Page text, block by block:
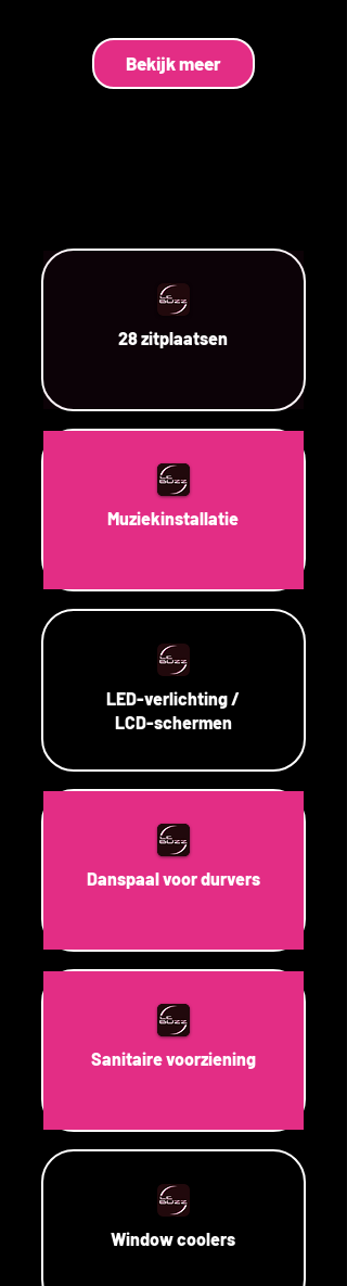
Bekijk meer
28 zitplaatsen
Muziekinstallatie
LED-verlichting /
LCD-schermen
Danspaal voor durvers
Sanitaire voorziening
Window coolers